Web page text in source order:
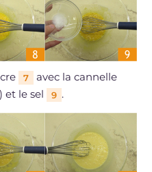
7 avec la cannelle
et le sel 9 .